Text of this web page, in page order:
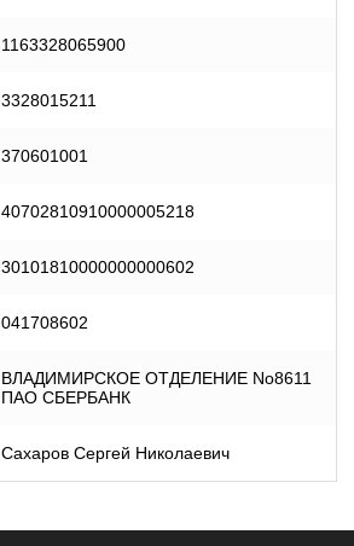
1163328065900
3328015211
370601001
40702810910000005218
30101810000000000602
041708602
ВЛАДИМИРСКОЕ ОТДЕЛЕНИЕ No8611
ПАО СБЕРБАНК
Сахаров Сергей Николаевич